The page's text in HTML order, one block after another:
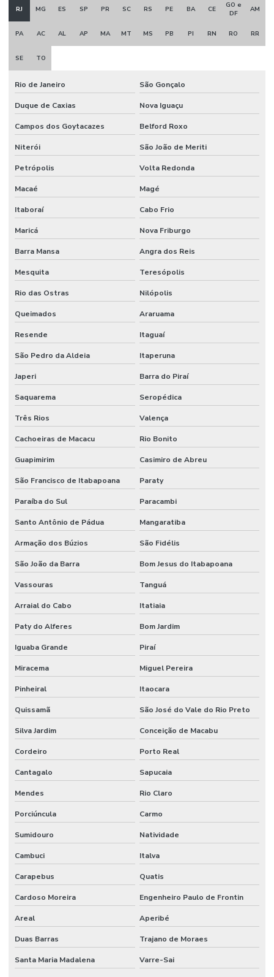
RJ MG ES SP PR SC RS PE BA CE
GO e
DF
AM
PA AC AL AP MA MT MS PB PI RN RO RR
SE TO
Rio de Janeiro São Gonçalo
Duque de Caxias Nova Iguaçu
Campos dos Goytacazes Belford Roxo
Niterói São João de Meriti
Petrópolis Volta Redonda
Macaé Magé
Itaboraí Cabo Frio
Maricá Nova Friburgo
Barra Mansa Angra dos Reis
Mesquita Teresópolis
Rio das Ostras Nilópolis
Queimados Araruama
Resende Itaguaí
São Pedro da Aldeia Itaperuna
Japeri Barra do Piraí
Saquarema Seropédica
Três Rios Valença
Cachoeiras de Macacu Rio Bonito
Guapimirim Casimiro de Abreu
São Francisco de Itabapoana Paraty
Paraíba do Sul Paracambi
Santo Antônio de Pádua Mangaratiba
Armação dos Búzios São Fidélis
São João da Barra Bom Jesus do Itabapoana
Vassouras Tanguá
Arraial do Cabo Itatiaia
Paty do Alferes Bom Jardim
Iguaba Grande Piraí
Miracema Miguel Pereira
Pinheiral Itaocara
Quissamã São José do Vale do Rio Preto
Silva Jardim Conceição de Macabu
Cordeiro Porto Real
Cantagalo Sapucaia
Mendes Rio Claro
Porciúncula Carmo
Sumidouro Natividade
Cambuci Italva
Carapebus Quatis
Cardoso Moreira Engenheiro Paulo de Frontin
Areal Aperibé
Duas Barras Trajano de Moraes
Santa Maria Madalena Varre-Sai